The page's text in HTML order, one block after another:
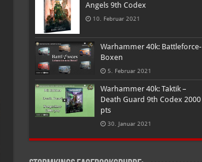
Angels 9th Codex
10. Februar 2021
Warhammer 40k: Battleforce-
Boxen
5. Februar 2021
Warhammer 40k: Taktik –
Death Guard 9th Codex 2000
pts
30. Januar 2021